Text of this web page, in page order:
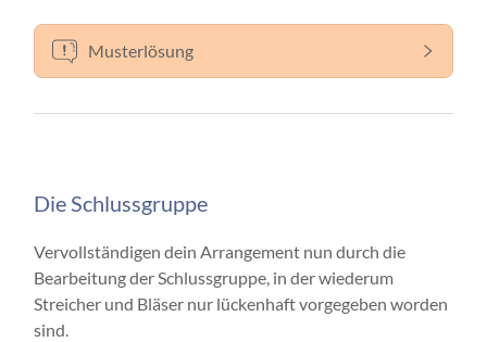
Musterlösung
Die Schlussgruppe
Vervollständigen dein Arrangement nun durch die
Bearbeitung der Schlussgruppe, in der wiederum
Streicher und Bläser nur lückenhaft vorgegeben worden
sind.